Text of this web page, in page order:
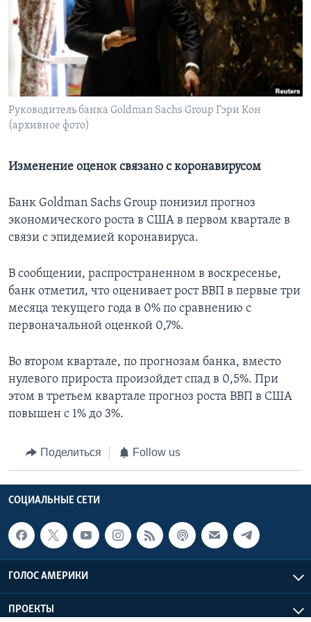
Learning English
СОЦИАЛЬНЫЕ СЕТИ
Языки
Руководитель банка Goldman Sachs Group Гэри Кон
(архивное фото)
Изменение оценок связано с коронавирусом
Банк Goldman Sachs Group понизил прогноз
экономического роста в США в первом квартале в
связи с эпидемией коронавируса.
В сообщении, распространенном в воскресенье,
банк отметил, что оценивает рост ВВП в первые три
месяца текущего года в 0% по сравнению с
первоначальной оценкой 0,7%.
Во втором квартале, по прогнозам банка, вместо
нулевого прироста произойдет спад в 0,5%. При
этом в третьем квартале прогноз роста ВВП в США
повышен с 1% до 3%.
Поделиться Follow us
СОЦИАЛЬНЫЕ СЕТИ
ГОЛОС АМЕРИКИ
ПРОЕКТЫ